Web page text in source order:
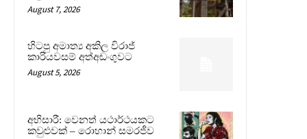
August 7, 2026
හිටපු අමාත්‍ය අකිල විරාජ්
කාරියවසම් අත්අඩංගුවට
August 5, 2026
අභිසාරී: වෙනත් යථාර්ථයකට
කවුළුවක් – රොහාන් සමරජීව